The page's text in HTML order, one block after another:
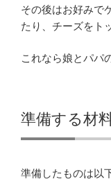
その後はお好みで
たり、チーズをト
これなら娘とパパ
準備する材
準備したものは以